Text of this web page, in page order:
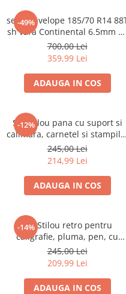
-49%
set 4 anvelope 185/70 R14
sh vara Continental 6.5mm cu
garantie
700,00 Lei
359,99 Lei
ADAUGA IN COS
-12%
Set stilou pana cu suport si
calimara, carnetel si stampila,
tip cadou
245,00 Lei
214,99 Lei
ADAUGA IN COS
-14%
Set Stilou retro pentru
caligrafie, pluma, pen, cu
penite, ceara, sigiliu, suport
pentru timbru, cadou
245,00 Lei
209,99 Lei
ADAUGA IN COS